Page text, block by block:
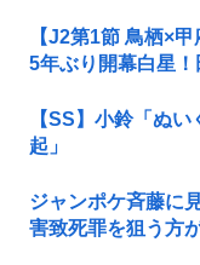
【J2第1節 鳥栖×
5年ぶり開幕白星
【SS】小鈴「ぬ
起」
ジャンポケ斉藤に
害致死罪を狙う方